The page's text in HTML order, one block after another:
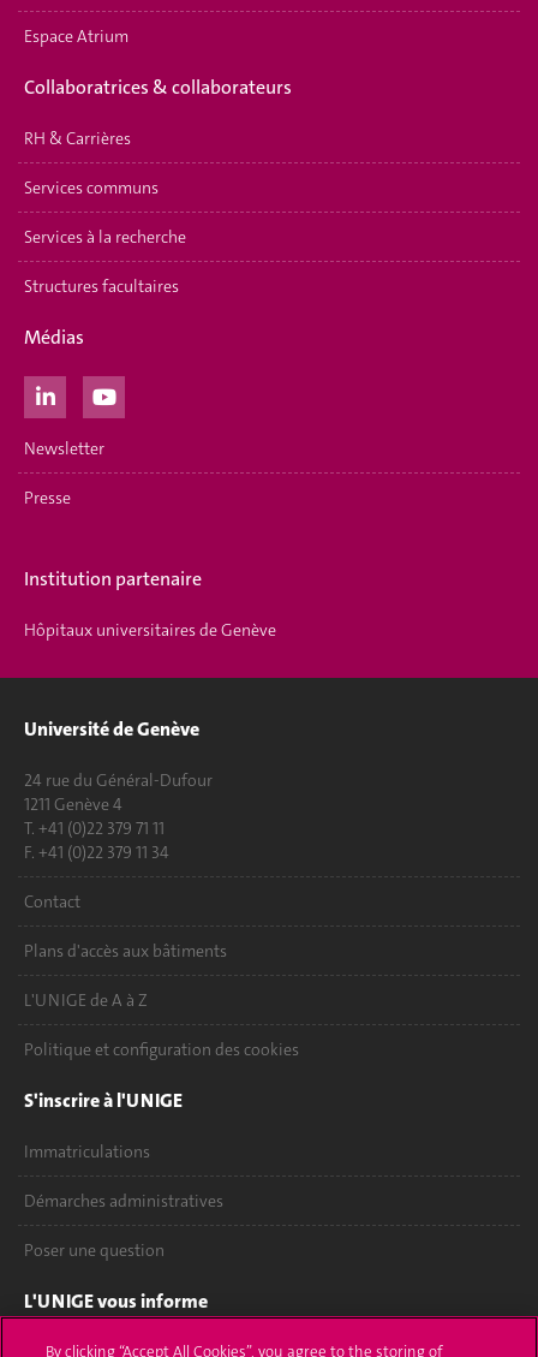
Espace Atrium
Collaboratrices & collaborateurs
RH & Carrières
Services communs
Services à la recherche
Structures facultaires
Médias
Newsletter
Presse
Institution partenaire
Hôpitaux universitaires de Genève
Université de Genève
24 rue du Général-Dufour
1211 Genève 4
T. +41 (0)22 379 71 11
F. +41 (0)22 379 11 34
Contact
Plans d'accès aux bâtiments
L'UNIGE de A à Z
Politique et configuration des cookies
S'inscrire à l'UNIGE
Immatriculations
Démarches administratives
Poser une question
L'UNIGE vous informe
UNIGE Mobile
By clicking “Accept All Cookies”, you agree to the storing of